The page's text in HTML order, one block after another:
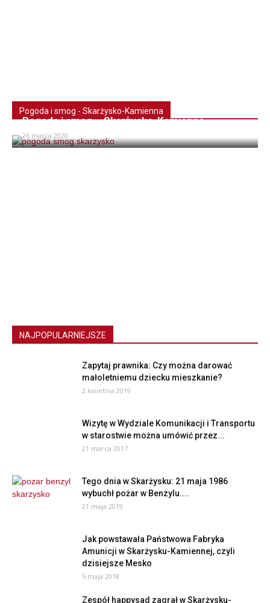
Pogoda i smog - Skarżysko-Kamienna
Pogoda i smog – Skarżysko-Kamienna
26 marca 2020
NAJPOPULARNIEJSZE
Zapytaj prawnika: Czy można darować
małoletniemu dziecku mieszkanie?
2 kwietnia 2019
Wizytę w Wydziale Komunikacji i Transportu
w starostwie można umówić przez...
21 marca 2017
Tego dnia w Skarżysku: 21 maja 1986
wybuchł pożar w Benzylu....
21 maja 2019
Jak powstawała Państwowa Fabryka
Amunicji w Skarżysku-Kamiennej, czyli
dzisiejsze Mesko
5 maja 2018
Zespół happysad zagrał w Skarżysku-